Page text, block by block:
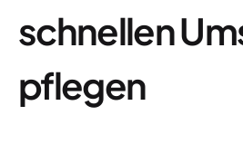
schnellen
pflegen